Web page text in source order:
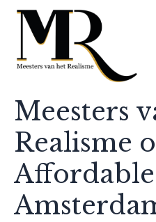
Meesters
Realisme